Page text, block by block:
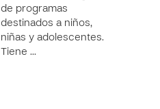
de programas
destinados a niños,
niñas y adolescentes.
Tiene …